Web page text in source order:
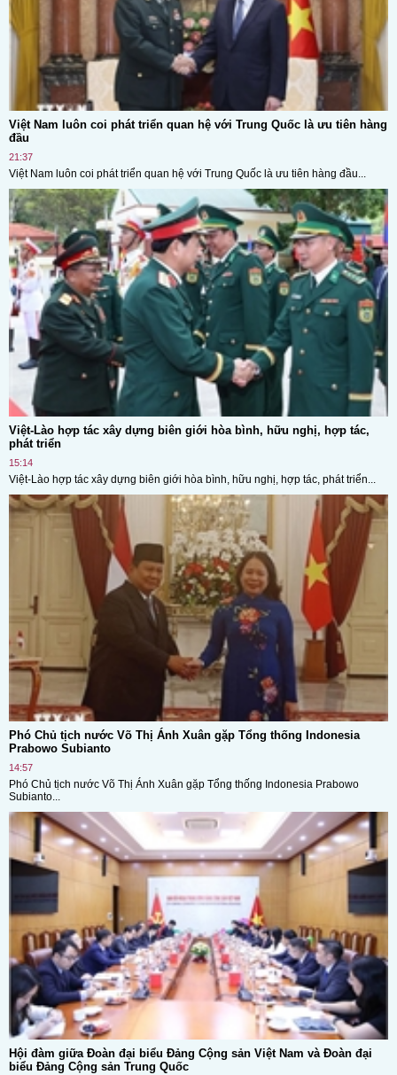
Việt Nam luôn coi phát triển quan hệ với Trung Quốc là ưu tiên hàng
đầu
21:37
Việt Nam luôn coi phát triển quan hệ với Trung Quốc là ưu tiên hàng đầu...
Việt-Lào hợp tác xây dựng biên giới hòa bình, hữu nghị, hợp tác,
phát triển
15:14
Việt-Lào hợp tác xây dựng biên giới hòa bình, hữu nghị, hợp tác, phát triển...
Phó Chủ tịch nước Võ Thị Ánh Xuân gặp Tổng thống Indonesia
Prabowo Subianto
14:57
Phó Chủ tịch nước Võ Thị Ánh Xuân gặp Tổng thống Indonesia Prabowo
Subianto...
Hội đàm giữa Đoàn đại biểu Đảng Cộng sản Việt Nam và Đoàn đại
biểu Đảng Cộng sản Trung Quốc